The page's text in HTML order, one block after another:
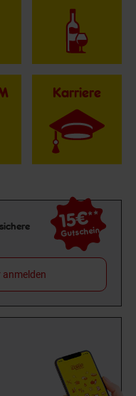
Karriere
15€**
Gutschein